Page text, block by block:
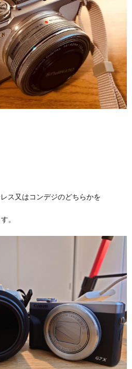
ス又はコンデジのどちらかを
。